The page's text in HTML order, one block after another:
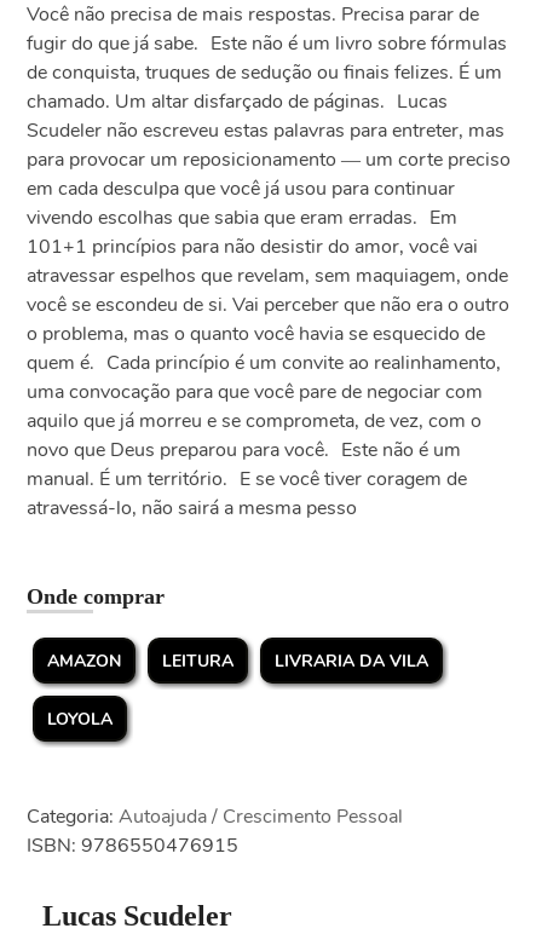
Você não precisa de mais respostas. Precisa parar de
fugir do que já sabe. Este não é um livro sobre fórmulas
de conquista, truques de sedução ou finais felizes. É um
chamado. Um altar disfarçado de páginas. Lucas
Scudeler não escreveu estas palavras para entreter, mas
para provocar um reposicionamento ― um corte preciso
em cada desculpa que você já usou para continuar
vivendo escolhas que sabia que eram erradas. Em
101+1 princípios para não desistir do amor, você vai
atravessar espelhos que revelam, sem maquiagem, onde
você se escondeu de si. Vai perceber que não era o outro
o problema, mas o quanto você havia se esquecido de
quem é. Cada princípio é um convite ao realinhamento,
uma convocação para que você pare de negociar com
aquilo que já morreu e se comprometa, de vez, com o
novo que Deus preparou para você. Este não é um
manual. É um território. E se você tiver coragem de
atravessá-lo, não sairá a mesma pesso
Onde comprar
AMAZON LEITURA LIVRARIA DA VILA
LOYOLA
Categoria: Autoajuda / Crescimento Pessoal
ISBN: 9786550476915
Lucas Scudeler